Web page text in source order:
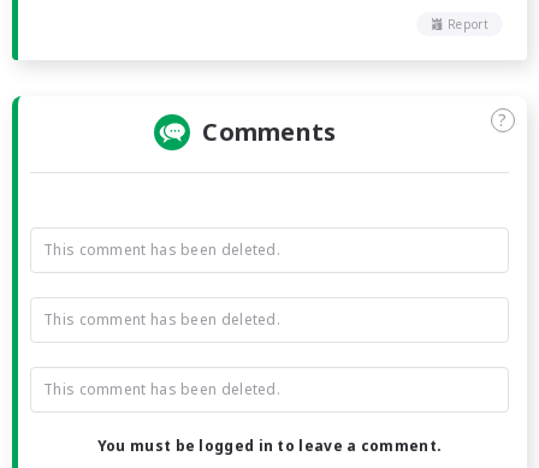
Report
Comments ?
This comment has been deleted.
This comment has been deleted.
This comment has been deleted.
You must be logged in to leave a comment.